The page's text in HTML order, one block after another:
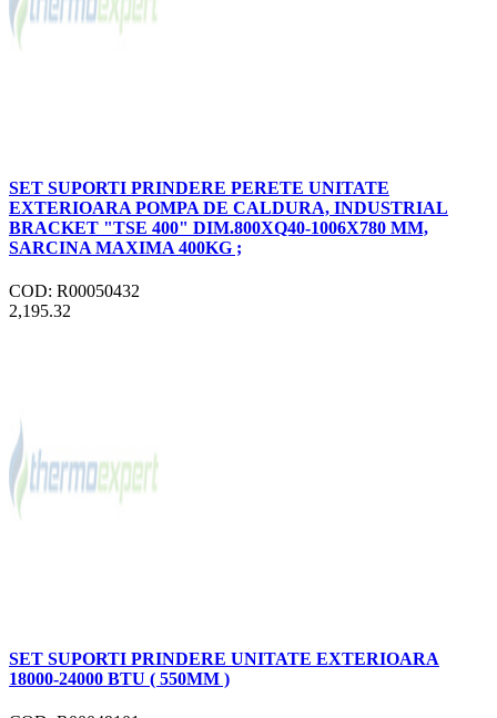
SET SUPORTI PRINDERE PERETE UNITATE
EXTERIOARA POMPA DE CALDURA, INDUSTRIAL
BRACKET "TSE 400" DIM.800XQ40-1006X780 MM,
SARCINA MAXIMA 400KG ;
COD: R00050432
2,195.32
SET SUPORTI PRINDERE UNITATE EXTERIOARA
18000-24000 BTU ( 550MM )